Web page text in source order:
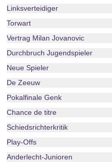
Linksverteidiger
Torwart
Vertrag Milan Jovanovic
Durchbruch Jugendspieler
Neue Spieler
De Zeeuw
Pokalfinale Genk
Chance de titre
Schiedsrichterkritik
Play-Offs
Anderlecht-Junioren